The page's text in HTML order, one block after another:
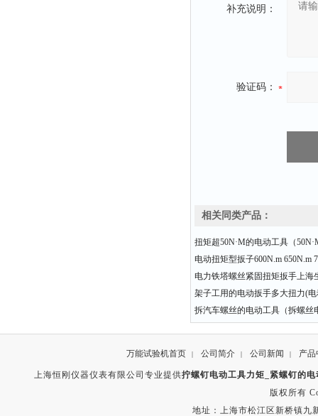
补充说明：
验证码：
相关同类产品：
扭矩超50N·M的电动工具（
电动扭矩型扳子600N.m 650N.m
电力铁塔螺丝紧固扭矩扳手上海
架子工用的电动扳手多大扭力(
拆汽车螺丝的电动工具（拆螺丝
万能试验机首页 | 公司简介 | 公司新闻 | 产品
上海恒刚仪器仪表有限公司专业提供拧螺钉电动工具力矩_紧螺钉的
版权所有
地址：上海市松江区新桥镇九